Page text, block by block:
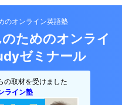
のオンライン英語塾
ためのオンライ
ゼミナール
の取材を受けました
ライン塾